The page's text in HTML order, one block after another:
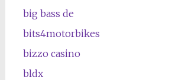
big bass de
bits4motorbikes
bizzo casino
bldx